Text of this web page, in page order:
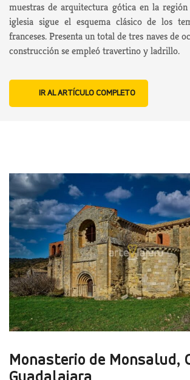
muestras de arquitectura gótica en la región
iglesia sigue el esquema clásico de los
franceses. Presenta un total de tres naves de
construcción se empleó travertino y ladrillo.
IR AL ARTÍCULO COMPLETO
Monasterio de Monsalud,